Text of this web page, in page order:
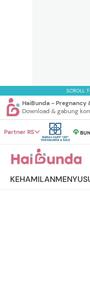
SCROLL
HaiBunda - Pregnancy
Download & gabung
Partner RS
KEHAMILAN